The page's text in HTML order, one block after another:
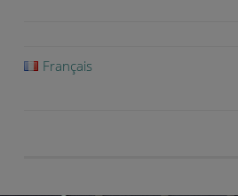
Français